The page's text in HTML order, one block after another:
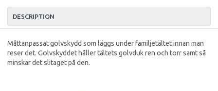
DESCRIPTION
Måttanpassat golvskydd som läggs under familjetältet innan man
reser det. Golvskyddet håller tältets golvduk ren och torr samt så
minskar det slitaget på den.